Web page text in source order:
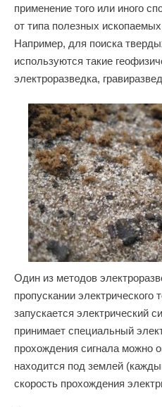
применение того или иного
от типа полезных
Например, для поиска
используются такие
электроразведка,
Один из методов
пропускании электрического
запускается электрический
принимает специальный
прохождения сигнала можно
находится под землей
скорость прохождения